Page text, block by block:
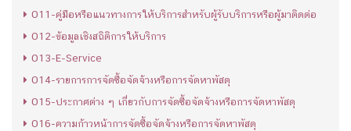
O11-คู่มือหรือแนวทางการให้บริการสำหรับผู้รับบริการหรือผู้มาติดต่อ
O12-ข้อมูลเชิงสถิติการให้บริการ
O13-E-Service
O14-รายการการจัดซื้อจัดจ้างหรือการจัดหาพัสดุ
O15-ประกาศต่าง ๆ เกี่ยวกับการจัดซื้อจัดจ้างหรือการจัดหาพัสดุ
O16-ความก้าวหน้าการจัดซื้อจัดจ้างหรือการจัดหาพัสดุ